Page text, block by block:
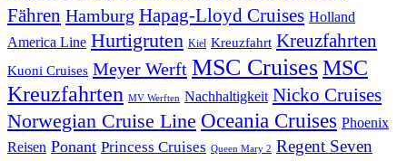
Fähren Hamburg Hapag-Lloyd Cruises Holland
America Line Hurtigruten Kiel Kreuzfahrt Kreuzfahrten
Kuoni Cruises Meyer Werft MSC CruisesMSC
Kreuzfahrten MV Werften Nachhaltigkeit Nicko Cruises
Norwegian Cruise Line Oceania Cruises Phoenix
Reisen Ponant Princess Cruises Queen Mary 2 Regent Seven